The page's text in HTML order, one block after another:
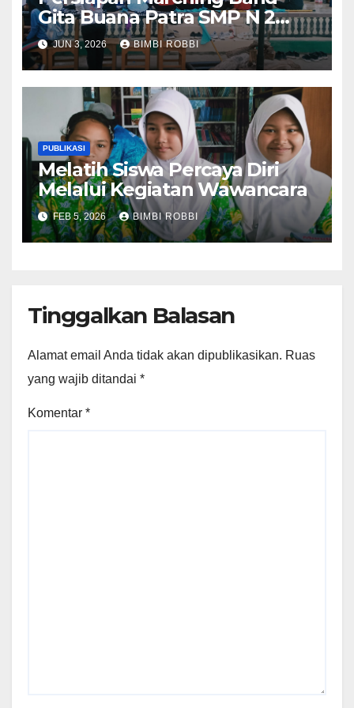
Gita Buana Patra SMP N 2
Batang Hari,Mengikuti Ivent
Di Bungo
JUN 3, 2026 BIMBI ROBBI
PUBLIKASI
Melatih Siswa Percaya Diri
Melalui Kegiatan Wawancara
FEB 5, 2026 BIMBI ROBBI
Tinggalkan Balasan
Alamat email Anda tidak akan dipublikasikan. Ruas
yang wajib ditandai *
Komentar *